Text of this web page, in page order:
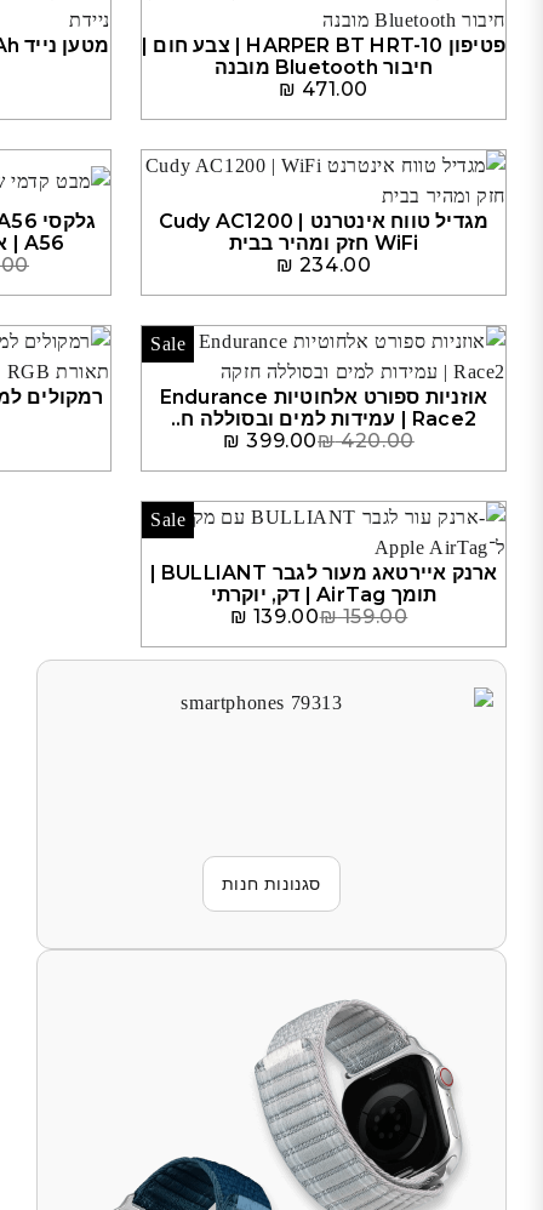
פטיפון HARPER BT HRT-10 | צבע חום |
חיבור Bluetooth מובנה
₪ 471.00
מגדיל טווח אינטרנט Cudy AC1200 |
WiFi חזק ומהיר בבית
₪ 234.00
A56 | אחסון גדול 256GB חדש
Sale
אוזניות ספורט אלחוטיות Endurance
Race2 | עמידות למים ובסוללה ח..
₪420.00
₪ 399.00
Sale
ארנק איירטאג מעור לגבר BULLIANT |
תומך AirTag | דק, יוקרתי
₪159.00
₪ 139.00
סגנונות חנות